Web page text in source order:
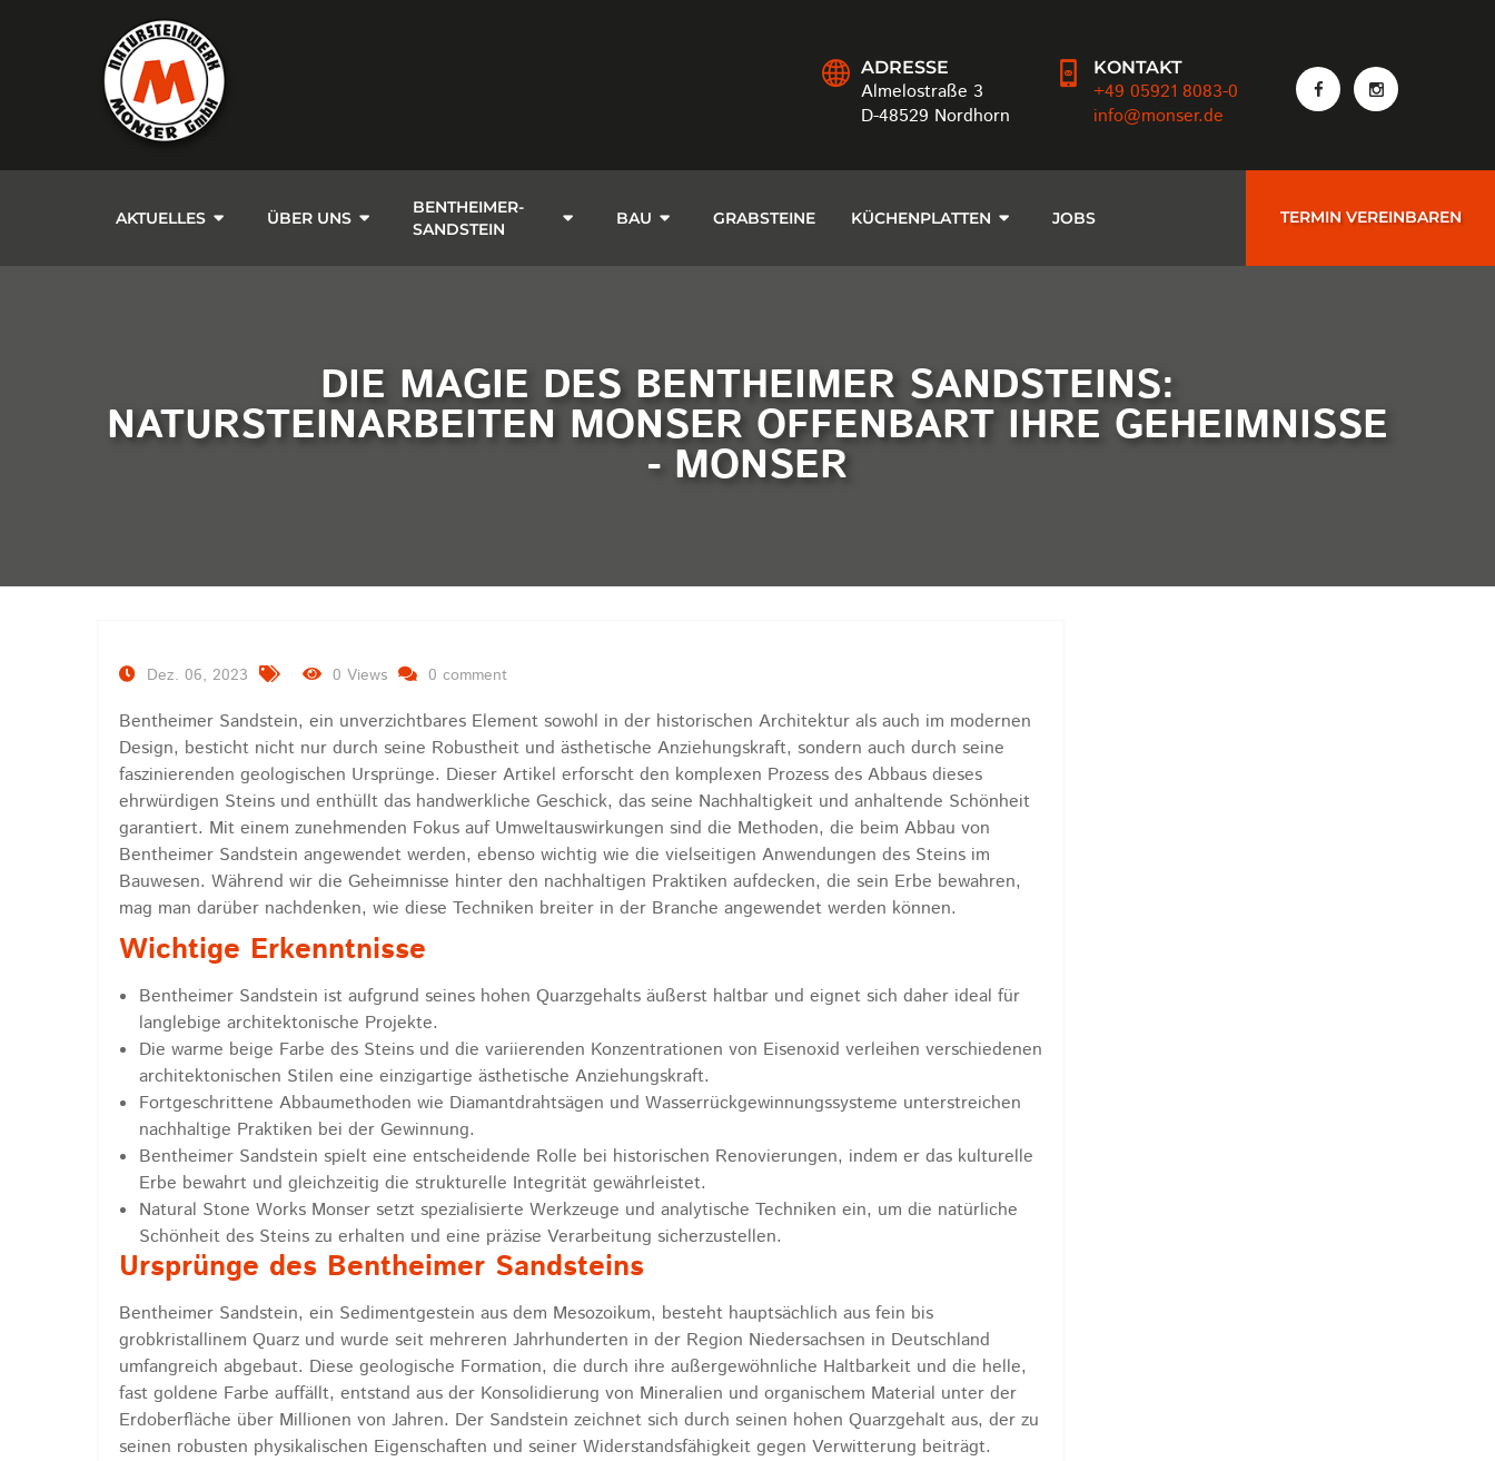
ADRESSE
Almelostraße 3
D-48529 Nordhorn
KONTAKT
+49 05921 8083-0
info@monser.de
AKTUELLES ÜBER UNS
BENTHEIMER-
SANDSTEIN
BAU GRABSTEINE KÜCHENPLATTEN JOBS TERMIN VEREINBAREN
DIE MAGIE DES BENTHEIMER SANDSTEINS:
NATURSTEINARBEITEN MONSER OFFENBART IHRE GEHEIMNISSE
- MONSER
Dez. 06, 2023 0 Views 0 comment
Bentheimer Sandstein, ein unverzichtbares Element sowohl in der historischen Architektur als auch im modernen
Design, besticht nicht nur durch seine Robustheit und ästhetische Anziehungskraft, sondern auch durch seine
faszinierenden geologischen Ursprünge. Dieser Artikel erforscht den komplexen Prozess des Abbaus dieses
ehrwürdigen Steins und enthüllt das handwerkliche Geschick, das seine Nachhaltigkeit und anhaltende Schönheit
garantiert. Mit einem zunehmenden Fokus auf Umweltauswirkungen sind die Methoden, die beim Abbau von
Bentheimer Sandstein angewendet werden, ebenso wichtig wie die vielseitigen Anwendungen des Steins im
Bauwesen. Während wir die Geheimnisse hinter den nachhaltigen Praktiken aufdecken, die sein Erbe bewahren,
mag man darüber nachdenken, wie diese Techniken breiter in der Branche angewendet werden können.
Wichtige Erkenntnisse
Bentheimer Sandstein ist aufgrund seines hohen Quarzgehalts äußerst haltbar und eignet sich daher ideal für
langlebige architektonische Projekte.
Die warme beige Farbe des Steins und die variierenden Konzentrationen von Eisenoxid verleihen verschiedenen
architektonischen Stilen eine einzigartige ästhetische Anziehungskraft.
Fortgeschrittene Abbaumethoden wie Diamantdrahtsägen und Wasserrückgewinnungssysteme unterstreichen
nachhaltige Praktiken bei der Gewinnung.
Bentheimer Sandstein spielt eine entscheidende Rolle bei historischen Renovierungen, indem er das kulturelle
Erbe bewahrt und gleichzeitig die strukturelle Integrität gewährleistet.
Natural Stone Works Monser setzt spezialisierte Werkzeuge und analytische Techniken ein, um die natürliche
Schönheit des Steins zu erhalten und eine präzise Verarbeitung sicherzustellen.
Ursprünge des Bentheimer Sandsteins
Bentheimer Sandstein, ein Sedimentgestein aus dem Mesozoikum, besteht hauptsächlich aus fein bis
grobkristallinem Quarz und wurde seit mehreren Jahrhunderten in der Region Niedersachsen in Deutschland
umfangreich abgebaut. Diese geologische Formation, die durch ihre außergewöhnliche Haltbarkeit und die helle,
fast goldene Farbe auffällt, entstand aus der Konsolidierung von Mineralien und organischem Material unter der
Erdoberfläche über Millionen von Jahren. Der Sandstein zeichnet sich durch seinen hohen Quarzgehalt aus, der zu
seinen robusten physikalischen Eigenschaften und seiner Widerstandsfähigkeit gegen Verwitterung beiträgt.